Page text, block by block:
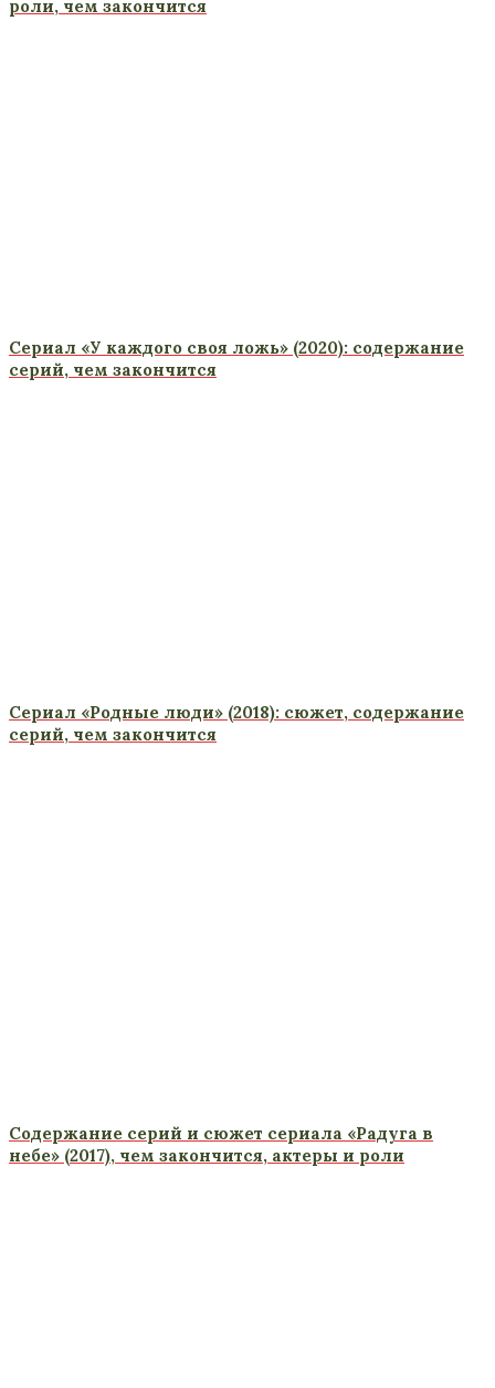
роли, чем закончится
Сериал «У каждого своя ложь» (2020): содержание
серий, чем закончится
Сериал «Родные люди» (2018): сюжет, содержание
серий, чем закончится
Содержание серий и сюжет сериала «Радуга в
небе» (2017), чем закончится, актеры и роли